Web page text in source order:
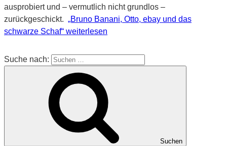
ausprobiert und – vermutlich nicht grundlos –
zurückgeschickt. „Bruno Banani, Otto, ebay und das
schwarze Schaf“ weiterlesen
Suche nach:
Suchen